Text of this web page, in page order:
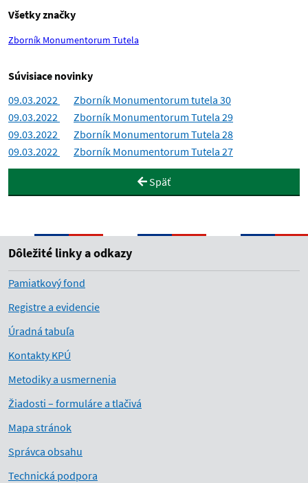
Všetky značky
Zborník Monumentorum Tutela
Súvisiace novinky
09.03.2022
Zborník Monumentorum tutela 30
09.03.2022
Zborník Monumentorum Tutela 29
09.03.2022
Zborník Monumentorum Tutela 28
09.03.2022
Zborník Monumentorum Tutela 27
Späť
Dôležité linky a odkazy
Pamiatkový fond
Registre a evidencie
Úradná tabuľa
Kontakty KPÚ
Metodiky a usmernenia
Žiadosti – formuláre a tlačivá
Mapa stránok
Správca obsahu
Technická podpora